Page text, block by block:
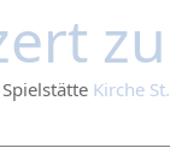
Kirche